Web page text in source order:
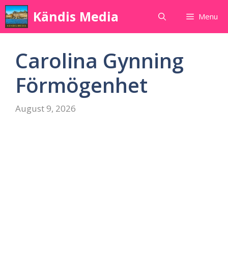
Skip
to
content
Kändis Media Menu
Carolina Gynning
Förmögenhet
August 9, 2026